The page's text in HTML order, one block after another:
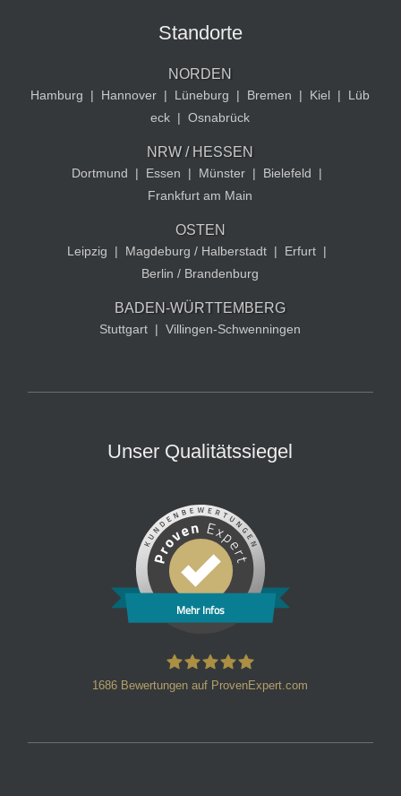
Standorte
NORDEN
Hamburg | Hannover | Lüneburg | Bremen | Kiel |
Lüb
eck | Osnabrück
NRW / HESSEN
Dortmund | Essen | Münster | Bielefeld
|
Frankfurt am Main
OSTEN
Leipzig | Magdeburg / Halberstadt | Erfurt |
Berlin / Brandenburg
BADEN-WÜRTTEMBERG
Stuttgart | Villingen-Schwenningen
Unser Qualitätssiegel
Mehr Infos
1686 Bewertungen auf ProvenExpert.com